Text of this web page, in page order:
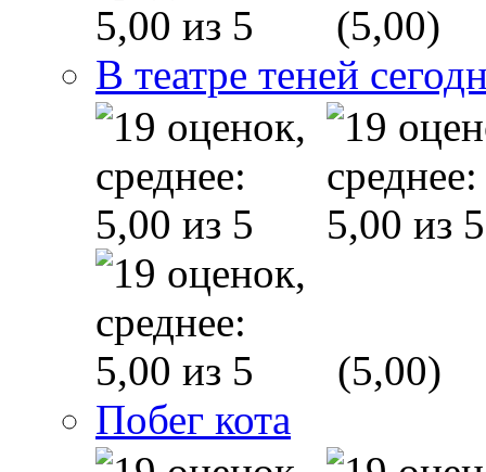
(5,00)
В театре теней
(5,00)
Побег кота